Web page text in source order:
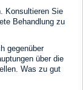
Konsultieren Sie
Behandlung zu
gegenüber
über die
Was zu gut